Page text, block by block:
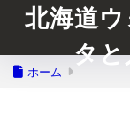
北海道
タ
ホーム